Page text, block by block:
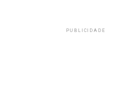
PUBLICIDADE